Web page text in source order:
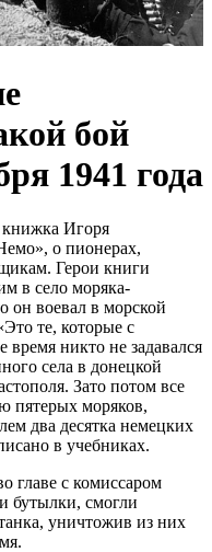
бой
1941 года
книжка Игоря
о пионерах,
Герои книги
в село моряка-
он воевал в морской
те, которые с
время никто не задавался
села в донецкой
Зато потом все
пятерых моряков,
два десятка немецких
в учебниках.
главе с комиссаром
бутылки, смогли
уничтожив из них